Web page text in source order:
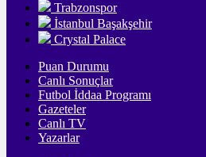
Trabzonspor
İstanbul Başakşehir
Crystal Palace
Puan Durumu
Canlı Sonuçlar
Futbol İddaa Programı
Gazeteler
Canlı TV
Yazarlar